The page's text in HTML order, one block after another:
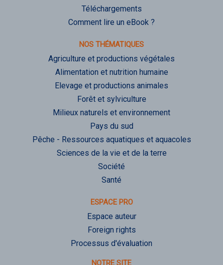
Téléchargements
Comment lire un eBook ?
NOS THÉMATIQUES
Agriculture et productions végétales
Alimentation et nutrition humaine
Elevage et productions animales
Forêt et sylviculture
Milieux naturels et environnement
Pays du sud
Pêche - Ressources aquatiques et aquacoles
Sciences de la vie et de la terre
Société
Santé
ESPACE PRO
Espace auteur
Foreign rights
Processus d'évaluation
NOTRE SITE